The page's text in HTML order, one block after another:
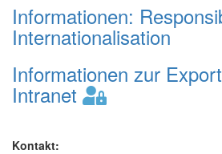
Informationen:
Internationalisation
Informationen zur
Intranet
Kontakt: